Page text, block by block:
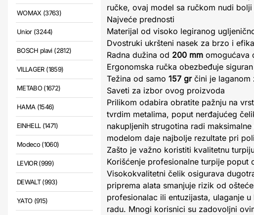
WOMAX (3763)
Unior (3244)
BOSCH plavi (2812)
VILLAGER (1859)
METABO (1672)
HAMA (1546)
EINHELL (1471)
Modeco (1060)
LEVIOR (999)
DEWALT (993)
YATO (915)
ručke, ovaj model sa ručkom nudi
Najveće prednosti
Materijal od visoko legiranog
Dvostruki ukršteni nasek za brzo i
Radna dužina od 200 mm omogućava
Ergonomska ručka obezbeđuje
Težina od samo 157 grčini je laganom
Saveti za izbor ovog proizvoda
Prilikom odabira obratite pažnju na
tvrdim metalima, poput nerđajućeg
nakupljenih strugotina radi
modelom daje najbolje rezultate pri
Zašto je važno koristiti kvalitetnu
Korišćenje profesionalne turpije poput
Visokokvalitetni čelik osigurava
priprema alata smanjuje rizik od
profesionalac ili entuzijasta, ulaganje
radu. Mnogi korisnici su zadovoljni